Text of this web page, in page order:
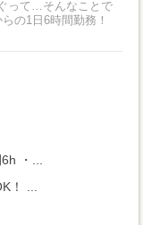
って…そんなことで
の1日6時間勤務！
・...
！ ...